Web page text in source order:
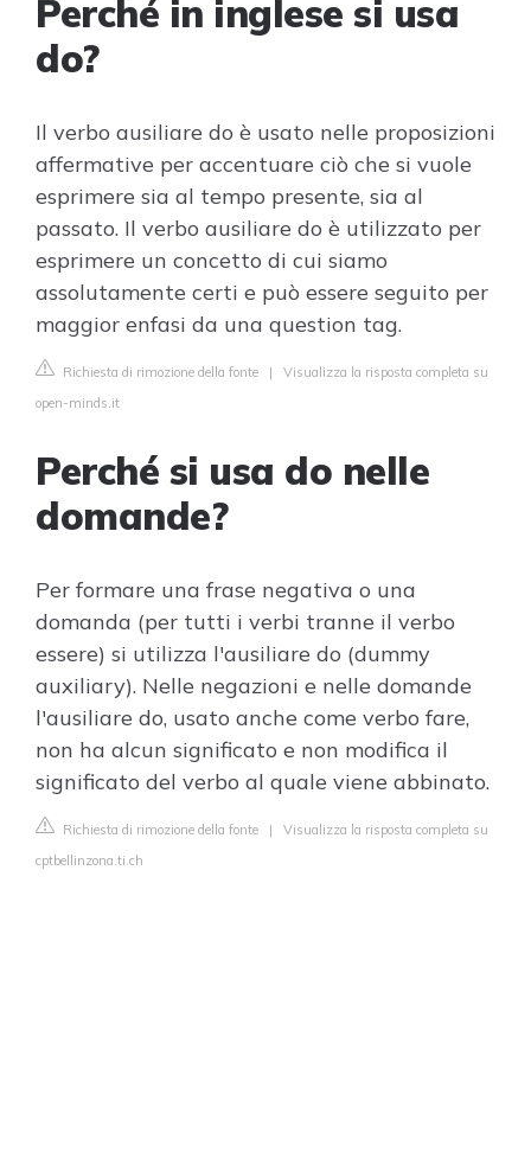
Perché in inglese si usa
do?
Il verbo ausiliare do è usato nelle proposizioni
affermative per accentuare ciò che si vuole
esprimere sia al tempo presente, sia al
passato. Il verbo ausiliare do è utilizzato per
esprimere un concetto di cui siamo
assolutamente certi e può essere seguito per
maggior enfasi da una question tag.
Richiesta di rimozione della fonte | Visualizza la risposta completa su
open-minds.it
Perché si usa do nelle
domande?
Per formare una frase negativa o una
domanda (per tutti i verbi tranne il verbo
essere) si utilizza l'ausiliare do (dummy
auxiliary). Nelle negazioni e nelle domande
l'ausiliare do, usato anche come verbo fare,
non ha alcun significato e non modifica il
significato del verbo al quale viene abbinato.
Richiesta di rimozione della fonte | Visualizza la risposta completa su
cptbellinzona.ti.ch